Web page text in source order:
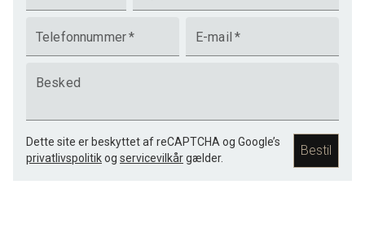
Telefonnummer* E-mail *
Besked
Dette site er beskyttet af reCAPTCHA og Google’s
privatlivspolitikog servicevilkårgælder. Bestil